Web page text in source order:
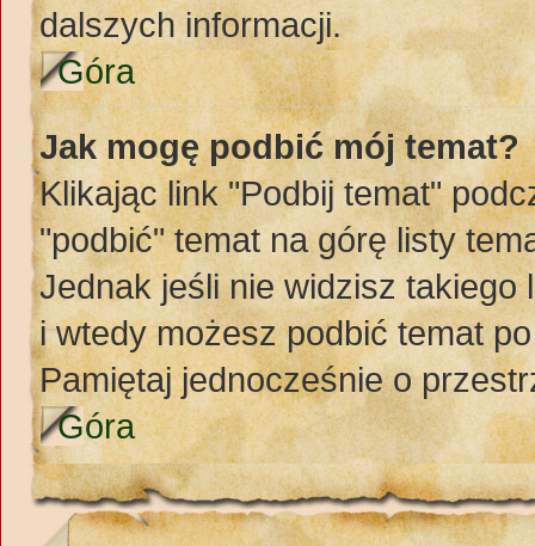
dalszych informacji.
Góra
Jak mogę podbić mój temat?
Klikając link "Podbij temat"
"podbić" temat na górę listy
Jednak jeśli nie widzisz takiego
i wtedy możesz podbić temat
Pamiętaj jednocześnie o
Góra